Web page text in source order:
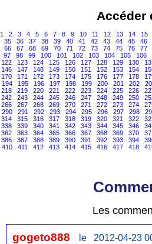
Accéder
1 2 3 4 5 6 7 8 9 10 11 12 13 14
15
35
36 37 38 39 40 41 42 43 44 45
46
66
67 68 69 70 71 72 73 74 75 76
77
97
98 99 100 101 102 103 104 105
106
122
123 124 125 126 127 128 129 130
146
147 148 149 150 151 152 153 154
170
171 172 173 174 175 176 177 178
194
195 196 197 198 199 200 201 202
218
219 220 221 222 223 224 225 226
242
243 244 245 246 247 248 249 250
266
267 268 269 270 271 272 273 274
290
291 292 293 294 295 296 297 298
314
315 316 317 318 319 320 321 322
338
339 340 341 342 343 344 345 346
362
363 364 365 366 367 368 369 370
386
387 388 389 390 391 392 393 394
410
411 412 413 414 415 416 417 418
Les
gogeto888 le 2012-04-23